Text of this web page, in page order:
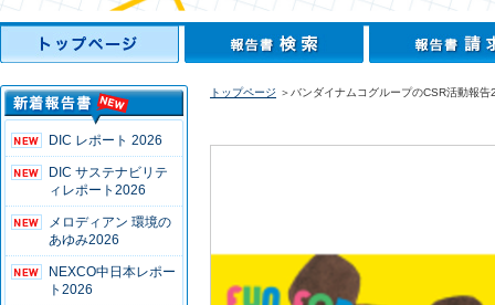
DIC レポート 2026
DIC サステナビリテ
ィレポート2026
メロディアン 環境の
あゆみ2026
NEXCO中日本レポー
ト2026
トップページ ＞バンダイナムコグループのCSR活動報告